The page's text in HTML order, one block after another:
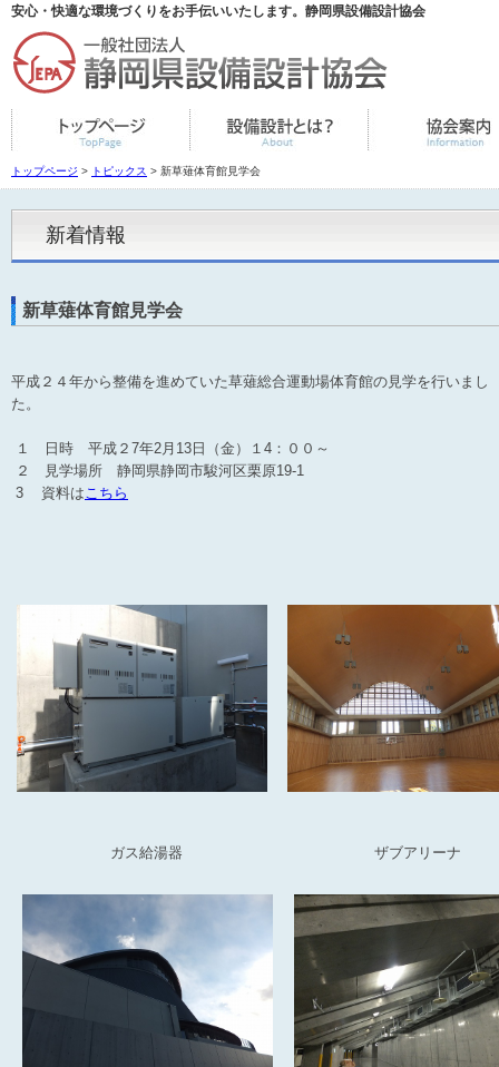
安心・快適な環境づくりをお手伝いいたします。静岡県設備設計協会
トップページ > トピックス > 新草薙体育館見学会
新着情報
新草薙体育館見学会
平成２４年から整備を進めていた草薙総合運動場体育館の見学を行いまし
た。
１ 日時 平成２7年2月13日（金）１4：００～
２ 見学場所 静岡県静岡市駿河区栗原19-1
3 資料はこちら
ガス給湯器 ザブアリーナ